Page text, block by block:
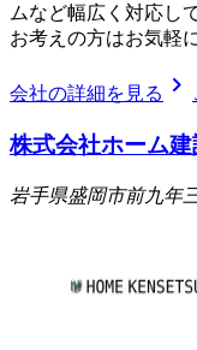
ムなど幅広く対応し
お考えの方はお気軽
会社の詳細を見る chevron_right
株式会社ホーム建
岩手県盛岡市前九年